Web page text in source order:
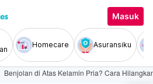
Masuk
Homecare Asuransiku
Benjolan di Atas Kelamin Pria? Cara